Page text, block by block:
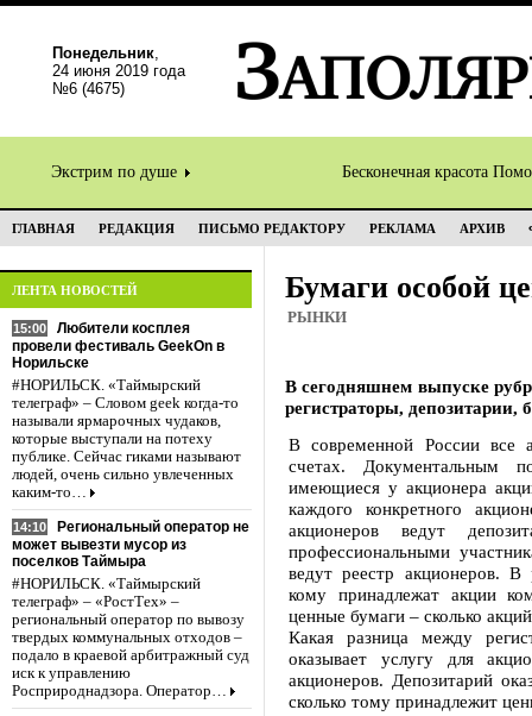
Понедельник,
24 июня 2019 года
№6 (4675)
Экстрим по душе Бесконечная красота
ГЛАВНАЯ РЕДАКЦИЯ ПИСЬМО РЕДАКТОРУ РЕКЛАМА АРХИВ
ЛЕНТА НОВОСТЕЙ
15:00
Любители косплея
провели фестиваль GeekOn в
Норильске
#НОРИЛЬСК. «Таймырский
телеграф» – Словом geek когда-то
называли ярмарочных чудаков,
которые выступали на потеху
публике. Сейчас гиками называют
людей, очень сильно увлеченных
каким-то…
14:10
Региональный оператор не
может вывезти мусор из
поселков Таймыра
#НОРИЛЬСК. «Таймырский
телеграф» – «РостТех» –
региональный оператор по вывозу
твердых коммунальных отходов –
подало в краевой арбитражный суд
иск к управлению
Росприроднадзора. Оператор…
Бумаги особой
РЫНКИ
В сегодняшнем выпуске
регистраторы, депозитарии,
В современной России все
счетах. Документальным
имеющиеся у акционера
каждого конкретного
акционеров ведут
профессиональными
ведут реестр акционеров. В
кому принадлежат акции
ценные бумаги – сколько
Какая разница между
оказывает услугу для
акционеров. Депозитарий
сколько тому принадлежит